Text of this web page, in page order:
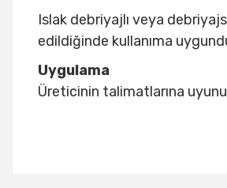
Islak debriyajlı veya
edildiğinde kullanıma
Uygulama
Üreticinin talimatlarına